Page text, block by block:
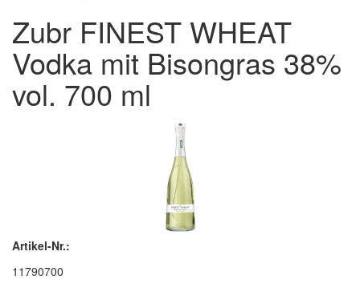
Zubr FINEST WHEAT
Vodka mit Bisongras 38%
vol. 700 ml
Artikel-Nr.:
11790700